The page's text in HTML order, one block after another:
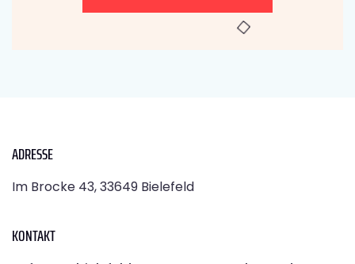
ADRESSE
Im Brocke 43, 33649 Bielefeld
KONTAKT